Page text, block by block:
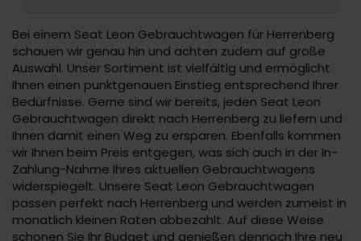
Bei einem Seat Leon Gebrauchtwagen für Herrenberg
schauen wir genau hin und achten zudem auf große
Auswahl. Unser Sortiment ist vielfältig und ermöglicht
Ihnen einen punktgenauen Einstieg entsprechend Ihrer
Bedürfnisse. Gerne sind wir bereits, jeden Seat Leon
Gebrauchtwagen direkt nach Herrenberg zu liefern und
Ihnen damit einen Weg zu ersparen. Ebenfalls kommen
wir Ihnen beim Preis entgegen, was sich auch in der In-
Zahlung-Nahme Ihres aktuellen Gebrauchtwagens
widerspiegelt. Unsere Seat Leon Gebrauchtwagen
passen perfekt nach Herrenberg und werden zumeist in
monatlich kleinen Raten abbezahlt. Auf diese Weise
schonen Sie Ihr Budget und genießen dennoch Ihre neu